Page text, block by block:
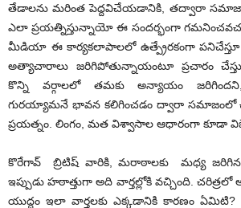
తేడాలను మరింత పెద్దవిచేయడానికి, తద్వారా
ఎలా ప్రయత్నిస్తున్నాయో ఈ సందర్భంగా
మీడియా ఈ కార్యకలాపాలలో ఉత్ప్రేరకంగా పనిచేస్తూ
అత్యాచారాలు జరిగిపోతున్నాయంటూ ప్రచారం
కొన్ని వర్గాలలో తమకు అన్యాయం
గురయ్యామనే భావన కలిగించడం ద్వారా సమాజంలో
ప్రయత్నం. లింగం, మత విశ్వాసాల ఆధారంగా కూడా
కొరేగావ్ బ్రిటిష్ వారికి, మరాఠాలకు మధ్య
ఇప్పుడు హఠాత్తుగా అది వార్తల్లోకి వచ్చింది.
యుద్ధం ఇలా వార్తలకు ఎక్కడానికి కారణం ఏమిటి?